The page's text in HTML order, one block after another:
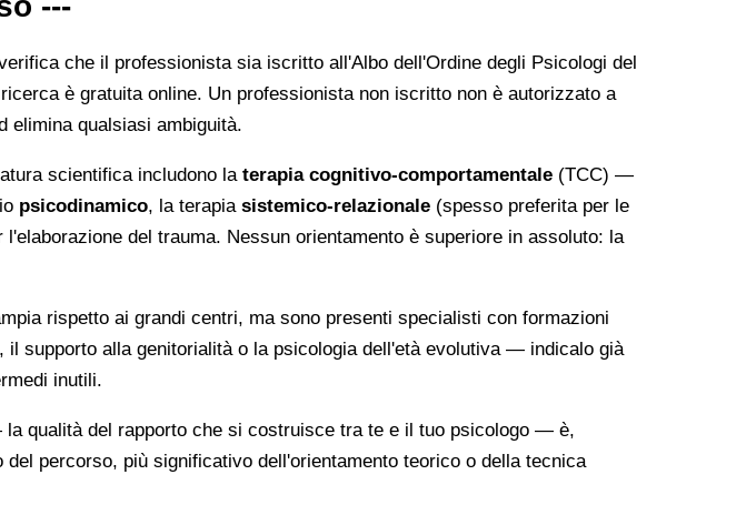
che il professionista sia iscritto all'Albo dell'Ordine degli Psicologi del
è gratuita online. Un professionista non iscritto non è autorizzato a
qualsiasi ambiguità.
scientifica includono la terapia cognitivo-comportamentale (TCC) —
psicodinamico, la terapia sistemico-relazionale (spesso preferita per le
del trauma. Nessun orientamento è superiore in assoluto: la
rispetto ai grandi centri, ma sono presenti specialisti con formazioni
supporto alla genitorialità o la psicologia dell'età evolutiva — indicalo già
inutili.
qualità del rapporto che si costruisce tra te e il tuo psicologo — è,
percorso, più significativo dell'orientamento teorico o della tecnica